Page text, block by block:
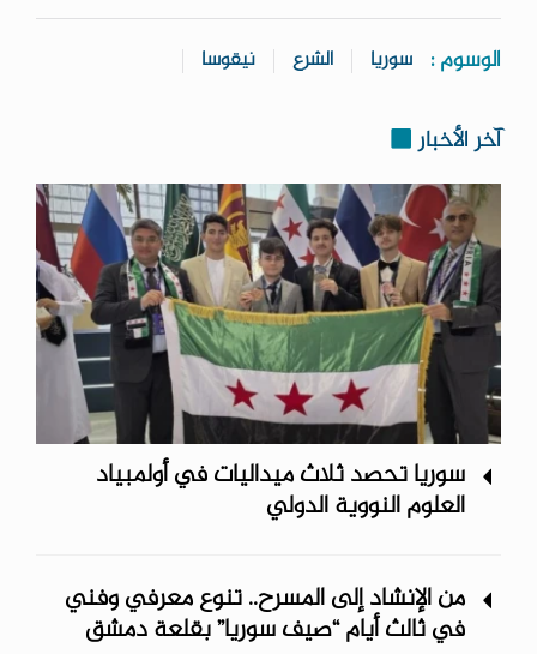
الوسوم : سوريا الشرع نيقوسا
آخر الأخبار
سوريا تحصد ثلاث ميداليات في أولمبياد
العلوم النووية الدولي
من الإنشاد إلى المسرح.. تنوع معرفي وفني
في ثالث أيام “صيف سوريا” ‏بقلعة دمشق